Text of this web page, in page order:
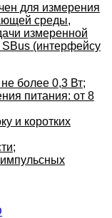
для измерения
среды,
измеренной
(интерфейсу
более 0,3 Вт;
питания: от 8
и коротких